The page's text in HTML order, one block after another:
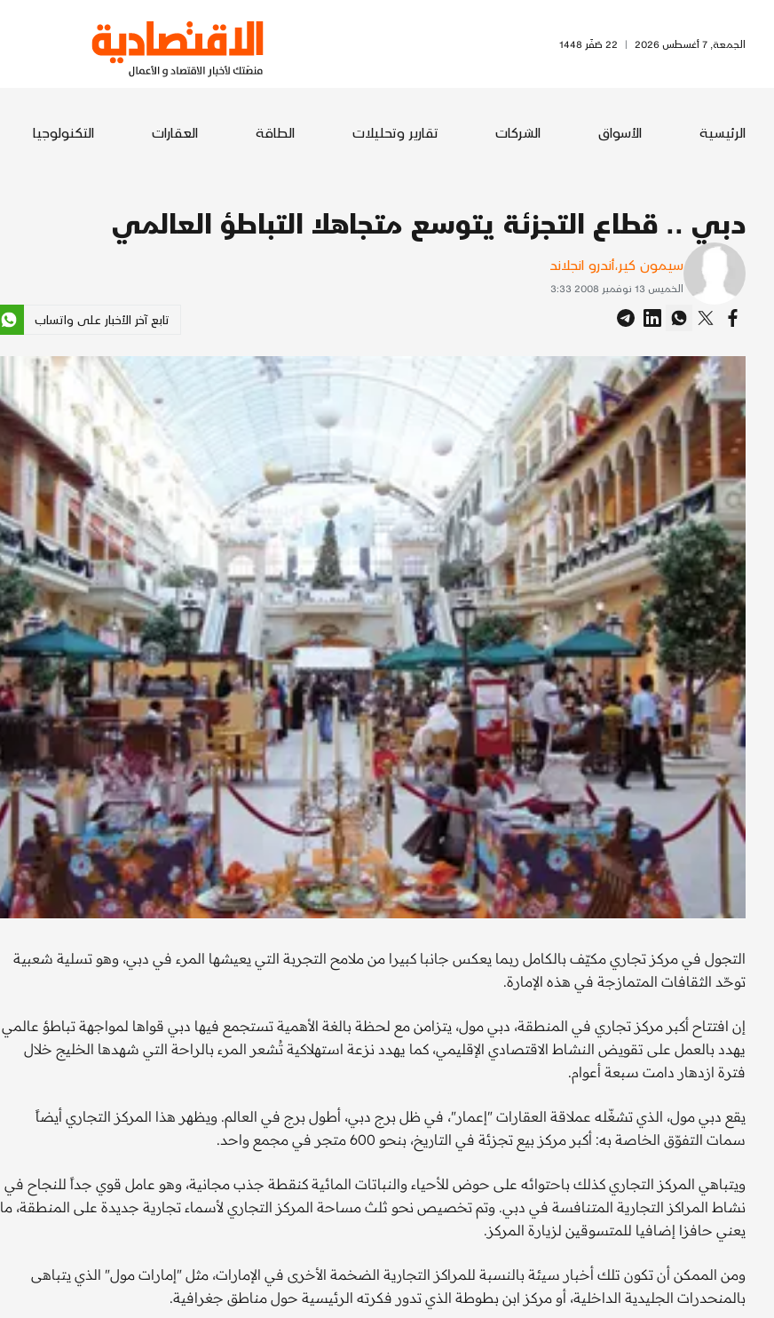
الجمعة, 7 أغسطس 2026 | 22 صَفَر 1448
الرئيسية الأسواق الشركات تقارير وتحليلات الطاقة العقارات التكنولوجيا
دبي .. قطاع التجزئة يتوسع متجاهلا التباطؤ العالمي
سيمون كير،أندرو انجلاند
الخميس 13 نوفمبر 2008 3:33
تابع آخر الأخبار على واتساب
التجول في مركز تجاري مكيّف بالكامل ربما يعكس جانبا كبيرا من ملامح التجربة التي يعيشها المرء في دبي، وهو تسلية شعبية
توحّد الثقافات المتمازجة في هذه الإمارة.
إن افتتاح أكبر مركز تجاري في المنطقة، دبي مول، يتزامن مع لحظة بالغة الأهمية تستجمع فيها دبي قواها لمواجهة تباطؤ عالمي
يهدد بالعمل على تقويض النشاط الاقتصادي الإقليمي، كما يهدد نزعة استهلاكية تُشعر المرء بالراحة التي شهدها الخليج خلال
فترة ازدهار دامت سبعة أعوام.
يقع دبي مول، الذي تشغّله عملاقة العقارات "إعمار"، في ظل برج دبي، أطول برج في العالم. ويظهر هذا المركز التجاري أيضاً
سمات التفوّق الخاصة به: أكبر مركز بيع تجزئة في التاريخ، بنحو 600 متجر في مجمع واحد.
ويتباهي المركز التجاري كذلك باحتوائه على حوض للأحياء والنباتات المائية كنقطة جذب مجانية، وهو عامل قوي جداً للنجاح في
نشاط المراكز التجارية المتنافسة في دبي. وتم تخصيص نحو ثلث مساحة المركز التجاري لأسماء تجارية جديدة على المنطقة، ما
يعني حافزا إضافيا للمتسوقين لزيارة المركز.
ومن الممكن أن تكون تلك أخبار سيئة بالنسبة للمراكز التجارية الضخمة الأخرى في الإمارات، مثل "إمارات مول" الذي يتباهى
بالمنحدرات الجليدية الداخلية، أو مركز ابن بطوطة الذي تدور فكرته الرئيسية حول مناطق جغرافية.